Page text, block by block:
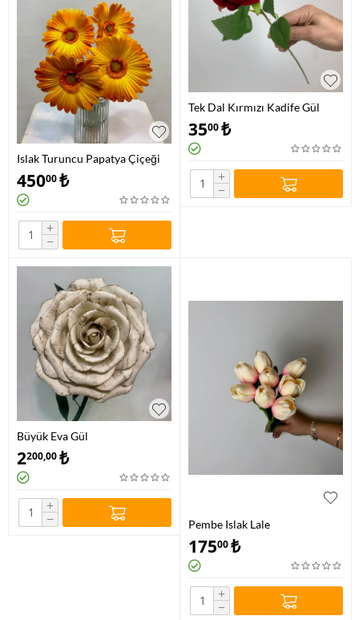
Islak Turuncu Papatya Çiçeği
45000₺
+
−
Tek Dal Kırmızı Kadife Gül
3500₺
+
−
Büyük Eva Gül
2200,00₺
+
− Pembe Islak Lale
17500₺
+
−